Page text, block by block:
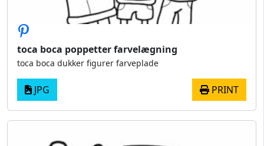
toca boca poppetter farvelægning
toca boca dukker figurer farveplade
JPG PRINT